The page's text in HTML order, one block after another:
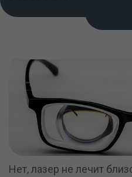
Нет, лазер не лечит